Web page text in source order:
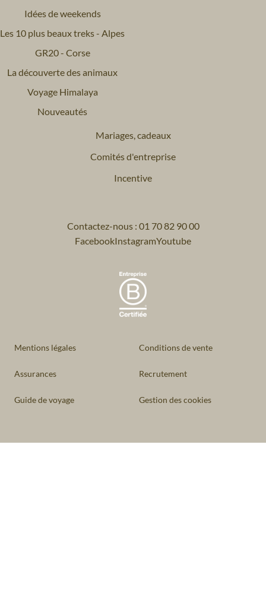
Idées de weekends
Les 10 plus beaux treks - Alpes
GR20 - Corse
La découverte des animaux
Voyage Himalaya
Nouveautés
Mariages, cadeaux
Comités d'entreprise
Incentive
Contactez-nous : 01 70 82 90 00
FacebookInstagramYoutube
Mentions légales Conditions de vente
Assurances Recrutement
Guide de voyage Gestion des cookies